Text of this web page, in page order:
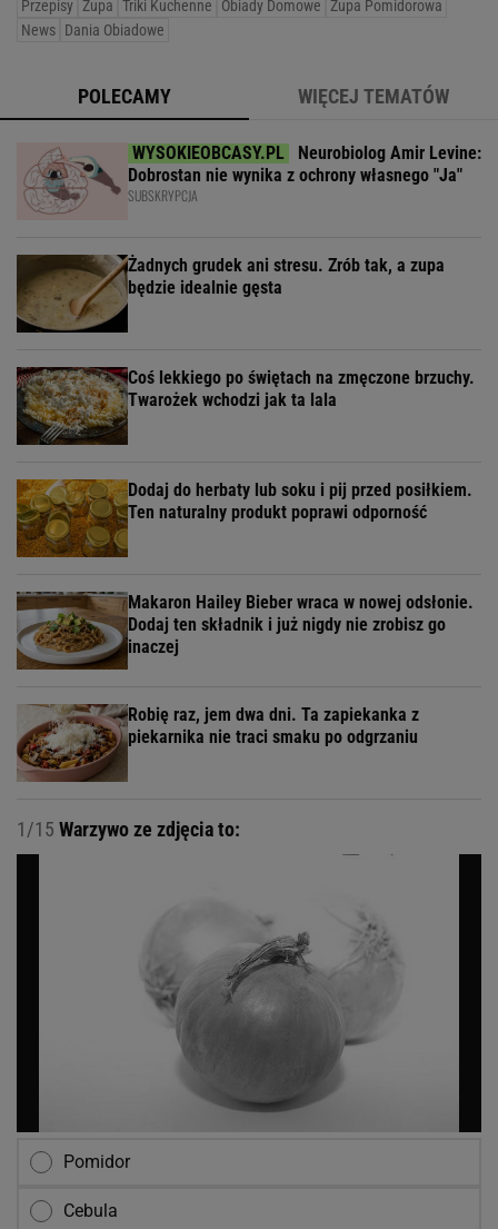
Przepisy Zupa Triki Kuchenne Obiady Domowe Zupa Pomidorowa
News Dania Obiadowe
POLECAMY WIĘCEJ TEMATÓW
Neurobiolog Amir Levine:
Dobrostan nie wynika z ochrony własnego "Ja"
SUBSKRYPCJA
Żadnych grudek ani stresu. Zrób tak, a zupa
będzie idealnie gęsta
Coś lekkiego po świętach na zmęczone brzuchy.
Twarożek wchodzi jak ta lala
Dodaj do herbaty lub soku i pij przed posiłkiem.
Ten naturalny produkt poprawi odporność
Makaron Hailey Bieber wraca w nowej odsłonie.
Dodaj ten składnik i już nigdy nie zrobisz go
inaczej
Robię raz, jem dwa dni. Ta zapiekanka z
piekarnika nie traci smaku po odgrzaniu
1/15 Warzywo ze zdjęcia to:
Pomidor
Cebula